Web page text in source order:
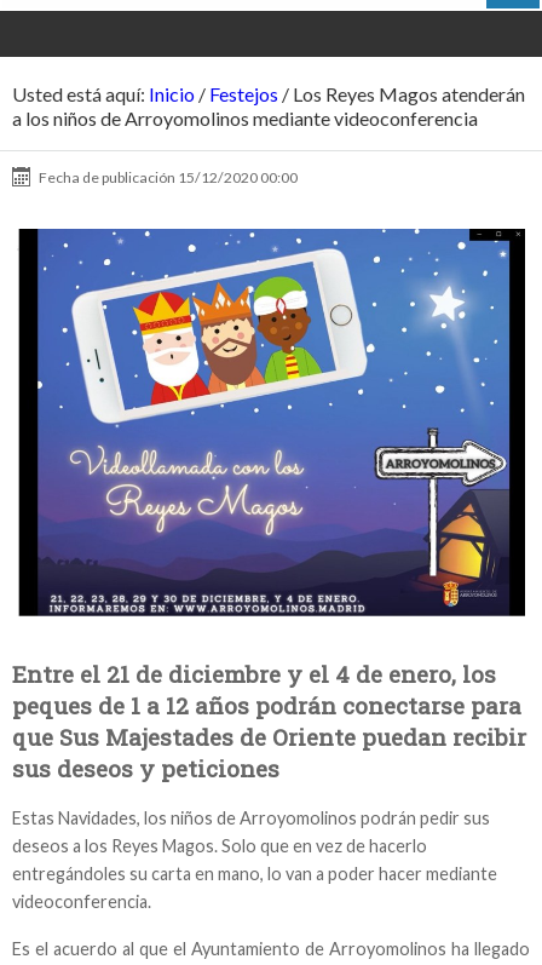
Usted está aquí: Inicio / Festejos / Los Reyes Magos atenderán
a los niños de Arroyomolinos mediante videoconferencia
Fecha de publicación 15/12/2020 00:00
Entre el 21 de diciembre y el 4 de enero, los
peques de 1 a 12 años podrán conectarse para
que Sus Majestades de Oriente puedan recibir
sus deseos y peticiones
Estas Navidades, los niños de Arroyomolinos podrán pedir sus
deseos a los Reyes Magos. Solo que en vez de hacerlo
entregándoles su carta en mano, lo van a poder hacer mediante
videoconferencia.
Es el acuerdo al que el Ayuntamiento de Arroyomolinos ha llegado